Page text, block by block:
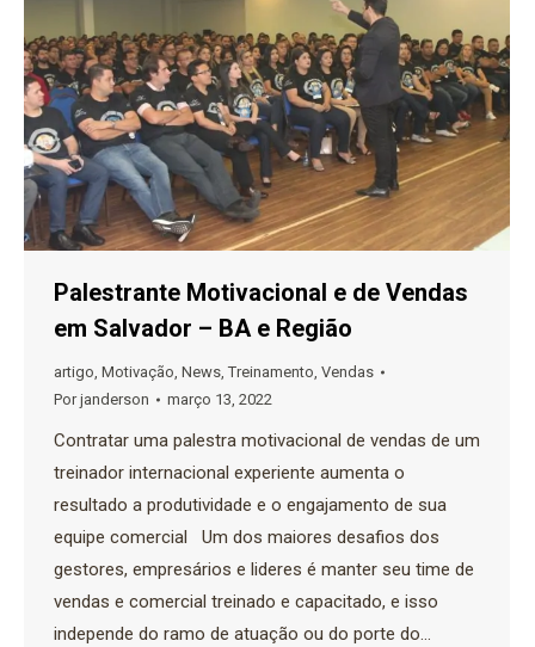
Palestrante Motivacional e de Vendas
em Salvador – BA e Região
artigo, Motivação, News,Treinamento, Vendas
Porjanderson março 13, 2022
Contratar uma palestra motivacional de vendas de um
treinador internacional experiente aumenta o
resultado a produtividade e o engajamento de sua
equipe comercial Um dos maiores desafios dos
gestores, empresários e lideres é manter seu time de
vendas e comercial treinado e capacitado, e isso
independe do ramo de atuação ou do porte do…